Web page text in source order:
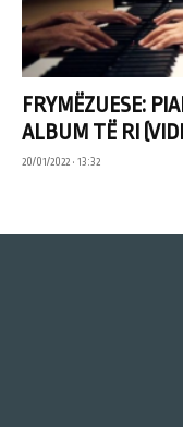
FRYMËZUESE:
ALBUM TË RI
20/01/2022 • 13:32